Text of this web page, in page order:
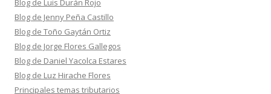
Blog de Luis Durán Rojo
Blog de Jenny Peña Castillo
Blog de Toño Gaytán Ortiz
Blog de Jorge Flores Gallegos
Blog de Daniel Yacolca Estares
Blog de Luz Hirache Flores
Principales temas tributarios